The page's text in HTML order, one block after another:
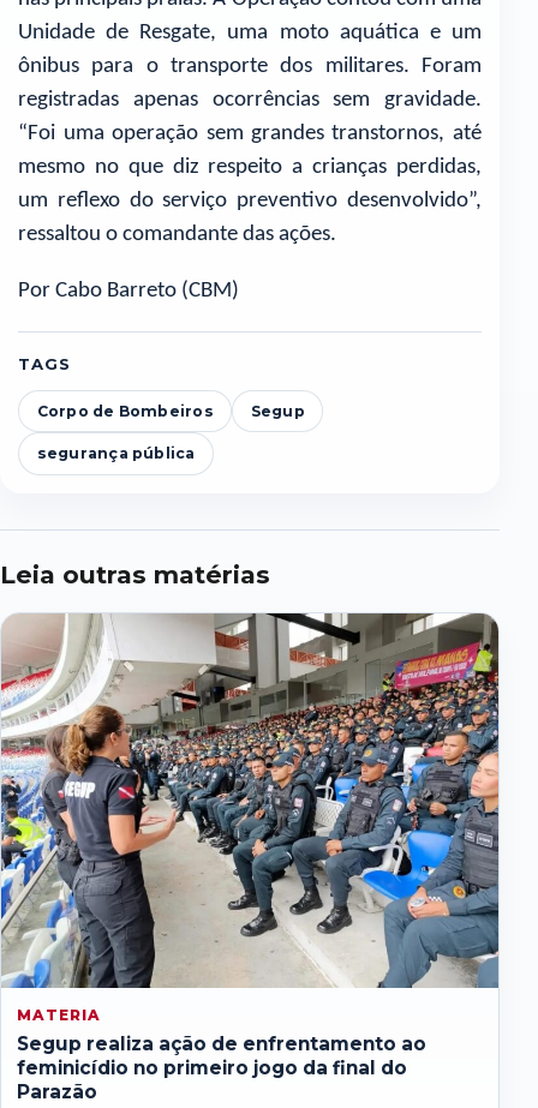
Unidade de Resgate, uma moto aquática e um
ônibus para o transporte dos militares. Foram
registradas apenas ocorrências sem gravidade.
“Foi uma operação sem grandes transtornos, até
mesmo no que diz respeito a crianças perdidas,
um reflexo do serviço preventivo desenvolvido”,
ressaltou o comandante das ações.
Por Cabo Barreto (CBM)
TAGS
Corpo de Bombeiros Segup
segurança pública
Leia outras matérias
MATERIA
Segup realiza ação de enfrentamento ao
feminicídio no primeiro jogo da final do
Parazão